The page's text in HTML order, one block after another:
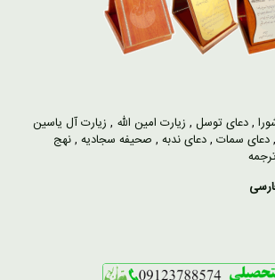
,دعای توسل , زیارت امین الله , زیارت آل یاسین
,دعای سمات ,دعای ندبه , صحیفه سجادیه ,نهج